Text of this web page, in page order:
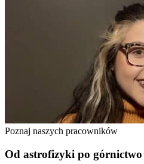
Poznaj naszych pracowników
Od astrofizyki po górnictwo